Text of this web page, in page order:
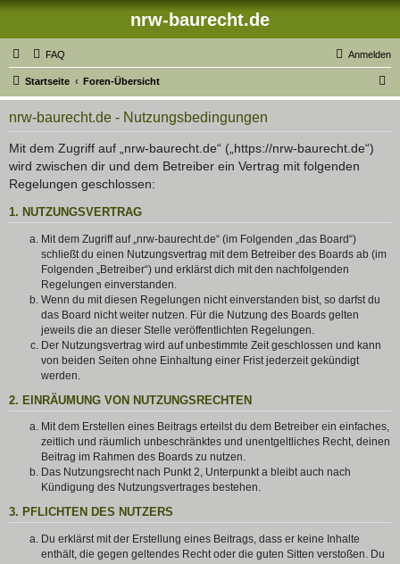
nrw-baurecht.de
FAQ Anmelden
Startseite Foren-Übersicht
u
nrw-baurecht.de - Nutzungsbedingungen
Mit dem Zugriff auf „nrw-baurecht.de“ („https://nrw-baurecht.de“)
wird zwischen dir und dem Betreiber ein Vertrag mit folgenden
Regelungen geschlossen:
1. NUTZUNGSVERTRAG
Mit dem Zugriff auf „nrw-baurecht.de“ (im Folgenden „das Board“)
schließt du einen Nutzungsvertrag mit dem Betreiber des Boards ab (im
Folgenden „Betreiber“) und erklärst dich mit den nachfolgenden
Regelungen einverstanden.
Wenn du mit diesen Regelungen nicht einverstanden bist, so darfst du
das Board nicht weiter nutzen. Für die Nutzung des Boards gelten
jeweils die an dieser Stelle veröffentlichten Regelungen.
Der Nutzungsvertrag wird auf unbestimmte Zeit geschlossen und kann
von beiden Seiten ohne Einhaltung einer Frist jederzeit gekündigt
werden.
2. EINRÄUMUNG VON NUTZUNGSRECHTEN
Mit dem Erstellen eines Beitrags erteilst du dem Betreiber ein einfaches,
zeitlich und räumlich unbeschränktes und unentgeltliches Recht, deinen
Beitrag im Rahmen des Boards zu nutzen.
Das Nutzungsrecht nach Punkt 2, Unterpunkt a bleibt auch nach
Kündigung des Nutzungsvertrages bestehen.
3. PFLICHTEN DES NUTZERS
Du erklärst mit der Erstellung eines Beitrags, dass er keine Inhalte
enthält, die gegen geltendes Recht oder die guten Sitten verstoßen. Du